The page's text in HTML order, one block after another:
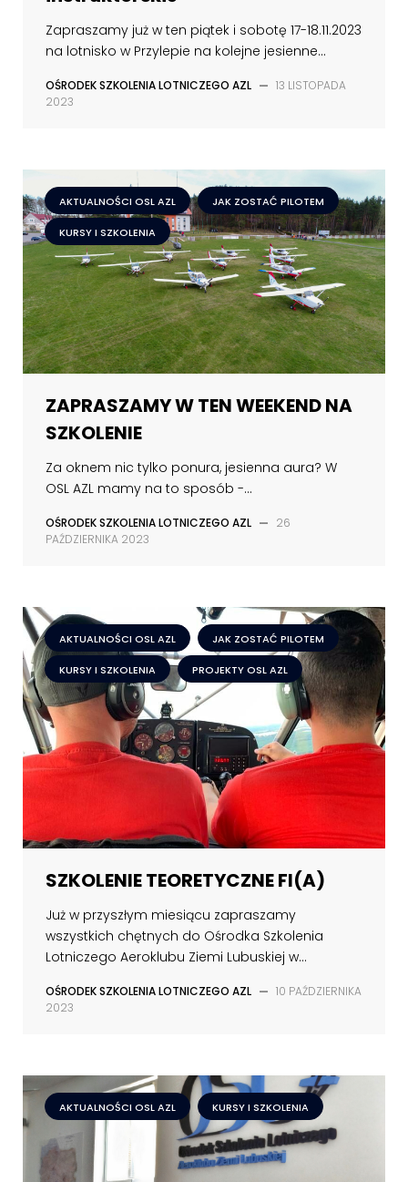
Zapraszamy już w ten piątek i sobotę 17-18.11.2023
na lotnisko w Przylepie na kolejne jesienne...
OŚRODEK SZKOLENIA LOTNICZEGO AZL — 13 LISTOPADA
2023
AKTUALNOŚCI OSL AZL JAK ZOSTAĆ PILOTEM
KURSY I SZKOLENIA
ZAPRASZAMY W TEN WEEKEND NA
SZKOLENIE
Za oknem nic tylko ponura, jesienna aura? W
OSL AZL mamy na to sposób -...
OŚRODEK SZKOLENIA LOTNICZEGO AZL — 26
PAŹDZIERNIKA 2023
AKTUALNOŚCI OSL AZL JAK ZOSTAĆ PILOTEM
KURSY I SZKOLENIA PROJEKTY OSL AZL
SZKOLENIE TEORETYCZNE FI(A)
Już w przyszłym miesiącu zapraszamy
wszystkich chętnych do Ośrodka Szkolenia
Lotniczego Aeroklubu Ziemi Lubuskiej w...
OŚRODEK SZKOLENIA LOTNICZEGO AZL — 10 PAŹDZIERNIKA
2023
AKTUALNOŚCI OSL AZL KURSY I SZKOLENIA